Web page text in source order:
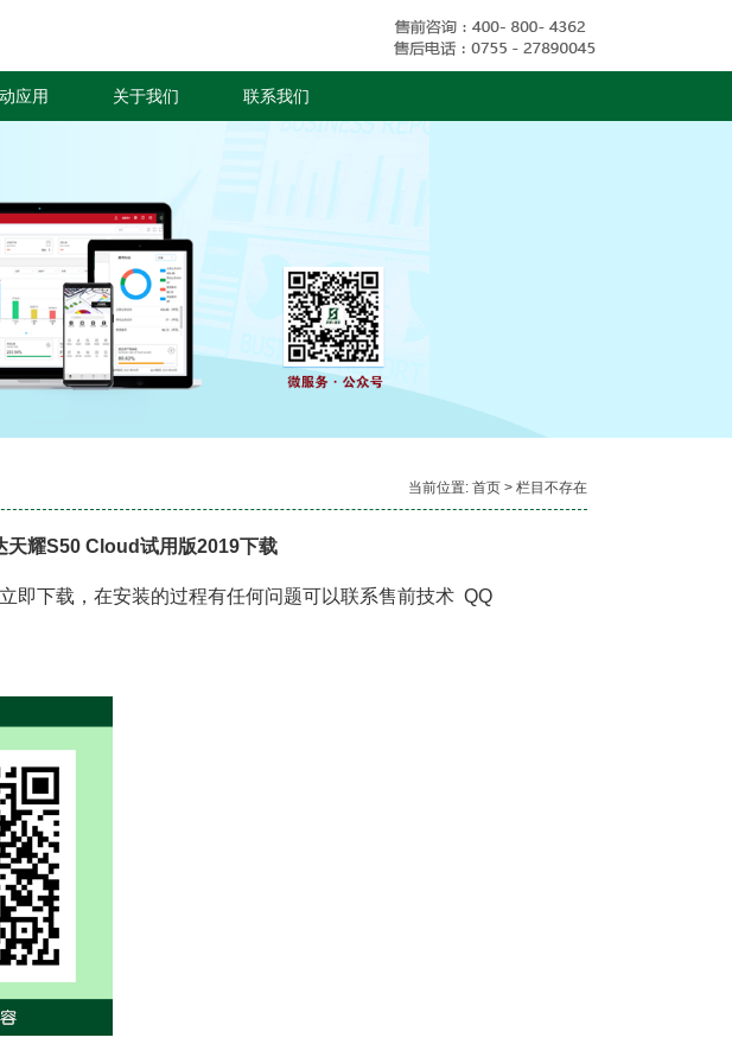
应用 关于我们 联系我们
当前位置: 首页 > 栏目不存在
天耀S50 Cloud试用版2019下载
即下载，在安装的过程有任何问题可以联系售前技术 QQ